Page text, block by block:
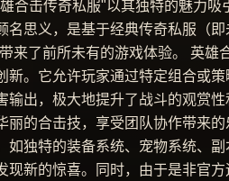
合击传奇私服"以其独特的魅力
名思义，是基于经典传奇私服（
来了前所未有的游戏体验。 英雄
新。它允许玩家通过特定组合或
输出，极大地提升了战斗的观赏
丽的合击技，享受团队协作带来
如独特的装备系统、宠物系统、
现新的惊喜。同时，由于是非官